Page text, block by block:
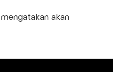
akan